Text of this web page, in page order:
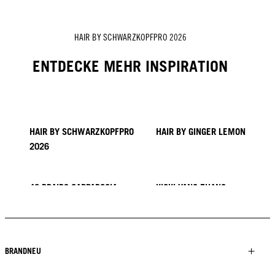
HAIR BY SCHWARZKOPFPRO 2026
ENTDECKE MEHR INSPIRATION
HAIR BY SCHWARZKOPFPRO
2026
HAIR BY GINGER LEMON
40 BRAIDS CAPPADOCIA KICKI YANG ZHANG
TUSH
BRANDNEU